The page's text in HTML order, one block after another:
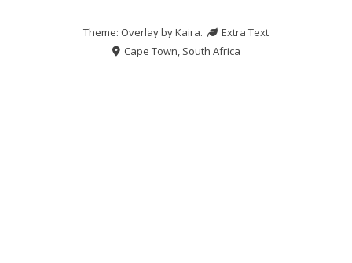
Theme: Overlay byKaira.
Extra Text
Cape Town, South Africa